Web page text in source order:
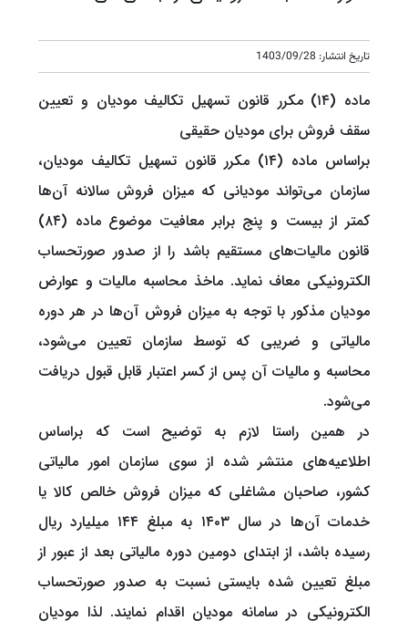
تاریخ انتشار: 1403/09/28
ماده (۱۴) مکرر قانون تسهیل تکالیف مودیان و تعیین
سقف فروش برای مودیان حقیقی
براساس ماده (۱۴) مکرر قانون تسهیل تکالیف مودیان،
سازمان می‌تواند مودیانی که میزان فروش سالانه آن‌ها
کمتر از بیست و پنج برابر معافیت موضوع ماده (۸۴)
قانون مالیات‌های مستقیم باشد را از صدور صورتحساب
الکترونیکی معاف نماید. ماخذ محاسبه مالیات و عوارض
مودیان مذکور با توجه به میزان فروش آن‌ها در هر دوره
مالیاتی و ضریبی که توسط سازمان تعیین می‌شود،
محاسبه و مالیات آن پس از کسر اعتبار قابل قبول دریافت
می‌شود.
در همین راستا لازم به توضیح است که براساس
اطلاعیه‌های منتشر شده از سوی سازمان امور مالیاتی
کشور، صاحبان مشاغلی که میزان فروش خالص کالا یا
خدمات آن‌ها در سال ۱۴۰۳ به مبلغ ۱۴۴ میلیارد ریال
رسیده باشد، از ابتدای دومین دوره مالیاتی بعد از عبور از
مبلغ تعیین شده بایستی نسبت به صدور صورتحساب
الکترونیکی در سامانه مودیان اقدام نمایند. لذا مودیان